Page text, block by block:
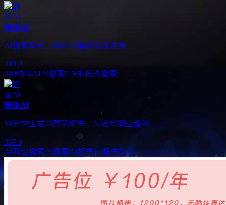
纳米AI
AI搜索革命：纳米AI重塑智能未来
289 0
360纳米AIAi搜索CN多模态搜索
链企AI
10分钟生成20万字标书，AI改写商业查询
337 0
AI商业搜索Ai搜索AI标书AI标书助手